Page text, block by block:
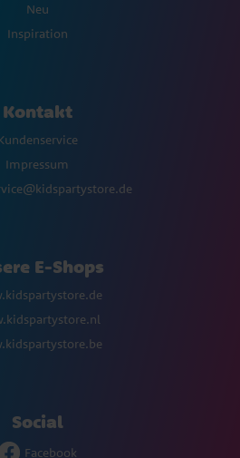
Neu
Inspiration
Kontakt
Impressum
E-Shops
Social
Facebook